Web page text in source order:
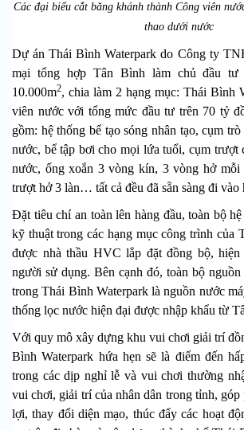
Các đại biểu cắt băng khánh thành Công viên
thao dưới nước
Dự án Thái Bình Waterpark do Công ty
mại tổng hợp Tân Bình làm chủ đầu tư
10.000m2, chia làm 2 hạng mục: Thái Bình
viên nước với tổng mức đầu tư trên 70 tỷ
gồm: hệ thống bể tạo sóng nhân tạo, cụm
nước, bể tập bơi cho mọi lứa tuổi, cụm trượt
nước, ống xoắn 3 vòng kín, 3 vòng hở mỗi
trượt hở 3 làn… tất cả đều đã sẵn sàng đi vào
Đặt tiêu chí an toàn lên hàng đầu, toàn bộ
kỹ thuật trong các hạng mục công trình của
được nhà thầu HVC lắp đặt đồng bộ,
người sử dụng. Bên cạnh đó, toàn bộ
trong Thái Bình Waterpark là nguồn nước
thống lọc nước hiện đại được nhập khẩu từ
Với quy mô xây dựng khu vui chơi giải trí
Bình Waterpark hứa hẹn sẽ là điểm đến
trong các dịp nghỉ lễ và vui chơi thường
vui chơi, giải trí của nhân dân trong tỉnh, góp
lợi, thay đổi diện mạo, thúc đẩy các hoạt